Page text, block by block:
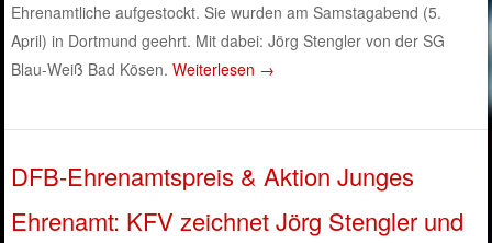
Ehrenamtliche aufgestockt. Sie wurden am Samstagabend (5.
April) in Dortmund geehrt. Mit dabei: Jörg Stengler von der SG
Blau-Weiß Bad Kösen.Weiterlesen →
DFB-Ehrenamtspreis & Aktion Junges
Ehrenamt: KFV zeichnet Jörg Stengler und